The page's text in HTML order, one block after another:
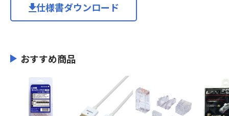
仕様書ダウンロード
おすすめ商品